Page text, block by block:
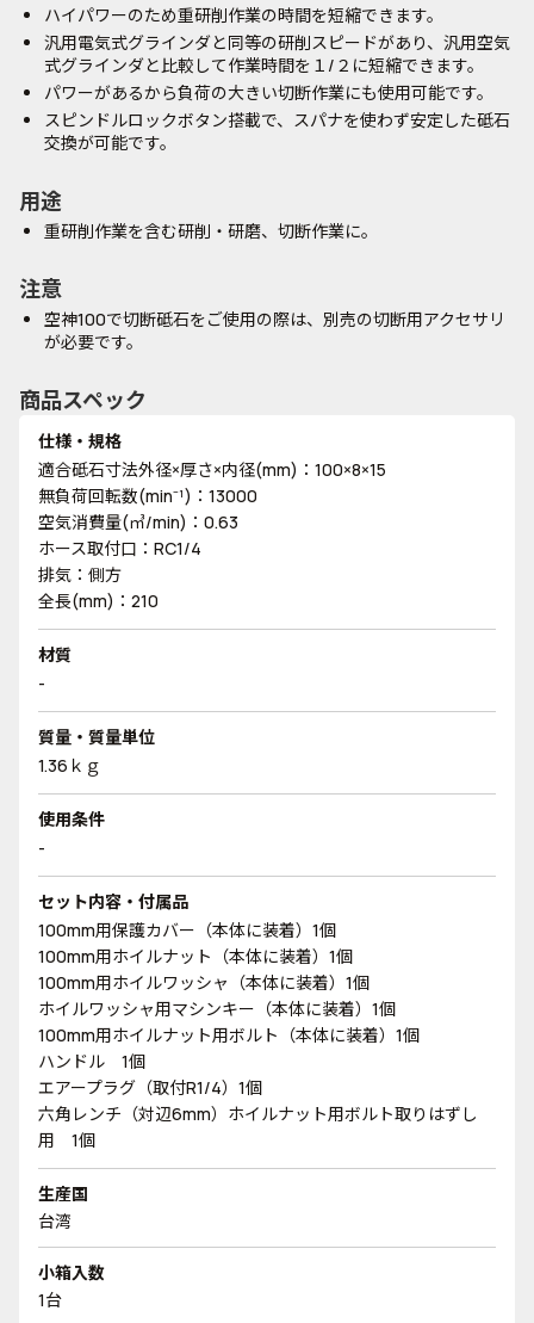
ハイパワーのため重研削作業の時間を短縮できます。
汎用電気式グラインダと同等の研削スピードがあり、汎用空気
式グラインダと比較して作業時間を１/２に短縮できます。
パワーがあるから負荷の大きい切断作業にも使用可能です。
スピンドルロックボタン搭載で、スパナを使わず安定した砥石
交換が可能です。
用途
重研削作業を含む研削・研磨、切断作業に。
注意
空神100で切断砥石をご使用の際は、別売の切断用アクセサリ
が必要です。
商品スペック
仕様・規格
適合砥石寸法外径×厚さ×内径(mm)：100×8×15
無負荷回転数(min⁻¹)：13000
空気消費量(㎥/min)：0.63
ホース取付口：RC1/4
排気：側方
全長(mm)：210
材質
-
質量・質量単位
1.36ｋｇ
使用条件
-
セット内容・付属品
100mm用保護カバー（本体に装着）1個
100mm用ホイルナット（本体に装着）1個
100mm用ホイルワッシャ（本体に装着）1個
ホイルワッシャ用マシンキー（本体に装着）1個
100mm用ホイルナット用ボルト（本体に装着）1個
ハンドル 1個
エアープラグ（取付R1/4）1個
六角レンチ（対辺6mm）ホイルナット用ボルト取りはずし
用 1個
生産国
台湾
小箱入数
1台